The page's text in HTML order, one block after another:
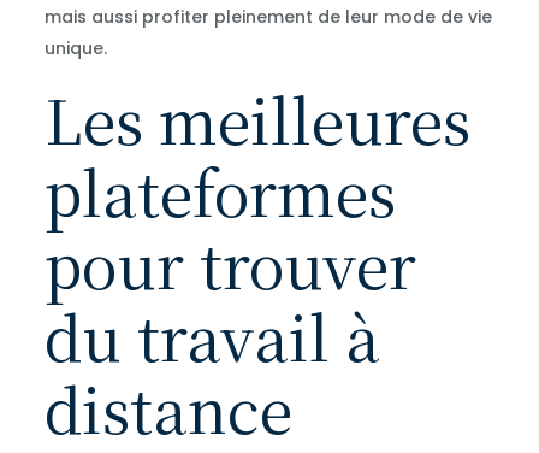
mais aussi profiter pleinement de leur mode de vie
unique.
Les meilleures
plateformes
pour trouver
du travail à
distance